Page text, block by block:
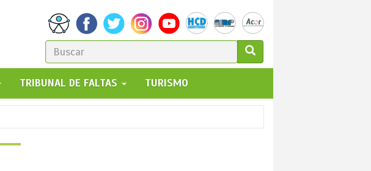
FORMULARIO
DE
BÚSQUEDA
GO!
TRIBUNAL DE FALTAS TURISMO